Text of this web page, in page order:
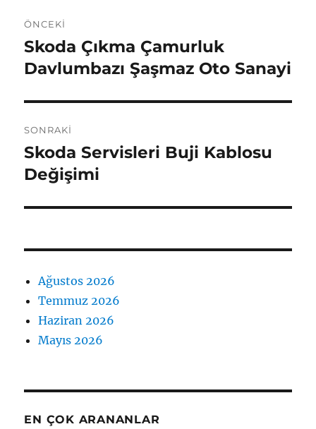
gezinmesi
ÖNCEKI
Önceki
yazı:
Skoda Çıkma Çamurluk
Davlumbazı Şaşmaz Oto Sanayi
SONRAKI
Sonraki
yazı:
Skoda Servisleri Buji Kablosu
Değişimi
Ağustos 2026
Temmuz 2026
Haziran 2026
Mayıs 2026
EN ÇOK ARANANLAR